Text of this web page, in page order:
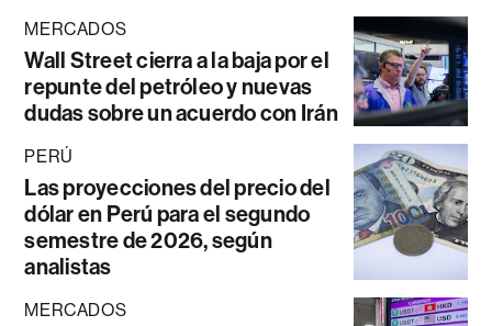
MERCADOS
Wall Street cierra a la baja por el
repunte del petróleo y nuevas
dudas sobre un acuerdo con Irán
PERÚ
Las proyecciones del precio del
dólar en Perú para el segundo
semestre de 2026, según
analistas
MERCADOS